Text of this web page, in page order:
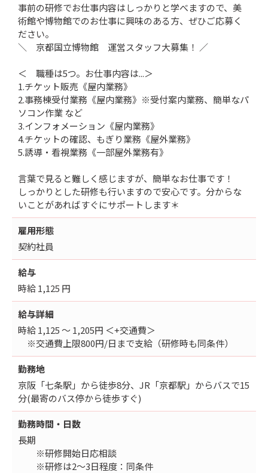
事前の研修でお仕事内容はしっかりと学べますので、美
術館や博物館でのお仕事に興味のある方、ぜひご応募く
ださい。
＼ 京都国立博物館 運営スタッフ大募集！ ／
＜ 職種は5つ。お仕事内容は...＞
1.チケット販売《屋内業務》
2.事務棟受付業務《屋内業務》※受付案内業務、簡単なパ
ソコン作業 など
3.インフォメーション《屋内業務》
4.チケットの確認、もぎり業務《屋外業務》
5.誘導・看視業務《一部屋外業務有》
言葉で見ると難しく感じますが、簡単なお仕事です！
しっかりとした研修も行いますので安心です。分からな
いことがあればすぐにサポートします＊
雇用形態
契約社員
給与
時給 1,125 円
給与詳細
時給 1,125 ～ 1,205円 ＜+交通費＞
※交通費上限800円/日まで支給（研修時も同条件）
勤務地
京阪「七条駅」から徒歩8分、JR「京都駅」からバスで15
分(最寄のバス停から徒歩すぐ)
勤務時間・日数
長期
※研修開始日応相談
※研修は2～3日程度：同条件